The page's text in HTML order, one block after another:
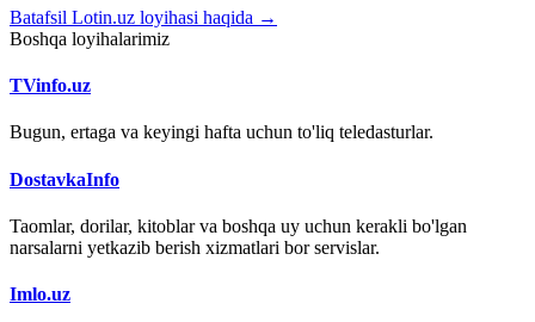
Batafsil Lotin.uz loyihasi haqida →
Boshqa loyihalarimiz
TVinfo.uz
Bugun, ertaga va keyingi hafta uchun to'liq teledasturlar.
DostavkaInfo
Taomlar, dorilar, kitoblar va boshqa uy uchun kerakli bo'lgan
narsalarni yetkazib berish xizmatlari bor servislar.
Imlo.uz